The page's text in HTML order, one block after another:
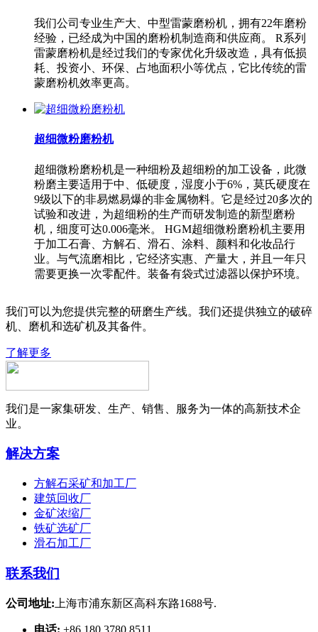
我们公司专业生产大、中型雷蒙磨粉机，拥有22年磨粉
经验，已经成为中国的磨粉机制造商和供应商。 R系列
雷蒙磨粉机是经过我们的专家优化升级改造，具有低损
耗、投资小、环保、占地面积小等优点，它比传统的雷
蒙磨粉机效率更高。
超细微粉磨粉机
超细微粉磨粉机是一种细粉及超细粉的加工设备，此微
粉磨主要适用于中、低硬度，湿度小于6%，莫氏硬度在
9级以下的非易燃易爆的非金属物料。它是经过20多次的
试验和改进，为超细粉的生产而研发制造的新型磨粉
机，细度可达0.006毫米。 HGM超细微粉磨粉机主要用
于加工石膏、方解石、滑石、涂料、颜料和化妆品行
业。与气流磨相比，它经济实惠、产量大，并且一年只
需要更换一次零配件。装备有袋式过滤器以保护环境。
我们可以为您提供完整的研磨生产线。我们还提供独立的破碎
机、磨机和选矿机及其备件。
了解更多
我们是一家集研发、生产、销售、服务为一体的高新技术企
业。
解决方案
方解石采矿和加工厂
建筑回收厂
金矿浓缩厂
铁矿选矿厂
滑石加工厂
联系我们
公司地址: 上海市浦东新区高科东路1688号.
电话: +86 180 3780 8511